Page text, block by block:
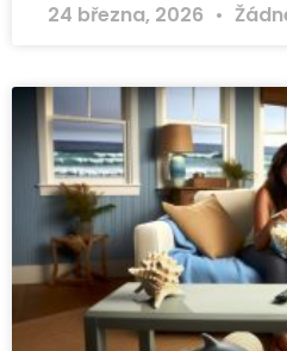
24 března, 2026